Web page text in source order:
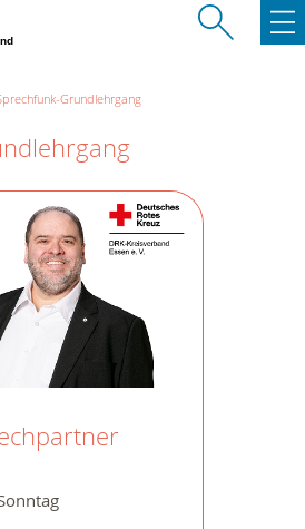
Grundlehrgang